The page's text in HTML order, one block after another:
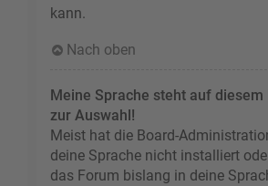
kann.
Nach oben
Meine Sprache steht auf diesem
zur Auswahl!
Meist hat die Board-
deine Sprache nicht installiert
das Forum bislang in deine